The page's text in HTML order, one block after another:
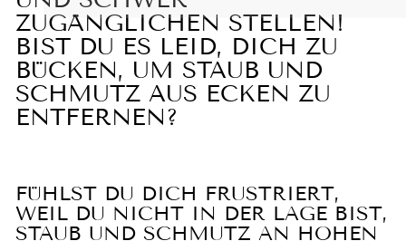
ZUGÄNGLICHEN STELLEN!
BIST DU ES LEID, DICH ZU
BÜCKEN, UM STAUB UND
SCHMUTZ AUS ECKEN ZU
ENTFERNEN?
FÜHLST DU DICH FRUSTRIERT,
WEIL DU NICHT IN DER LAGE BIST,
STAUB UND SCHMUTZ AN HOHEN